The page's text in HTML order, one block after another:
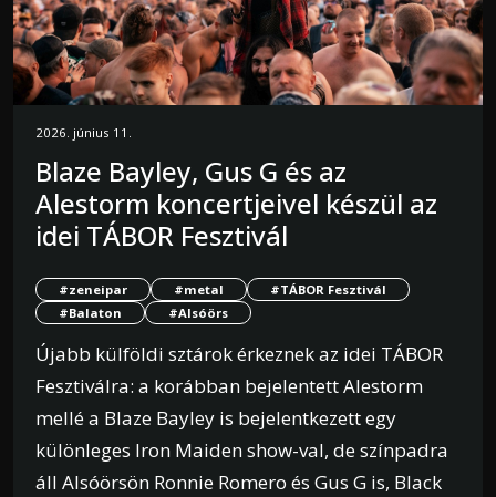
2026. június 11.
Blaze Bayley, Gus G és az
Alestorm koncertjeivel készül az
idei TÁBOR Fesztivál
#zeneipar #metal
#TÁBOR Fesztivál
#Balaton
#Alsóörs
Újabb külföldi sztárok érkeznek az idei TÁBOR
Fesztiválra: a korábban bejelentett Alestorm
mellé a Blaze Bayley is bejelentkezett egy
különleges Iron Maiden show-val, de színpadra
áll Alsóörsön Ronnie Romero és Gus G is, Black